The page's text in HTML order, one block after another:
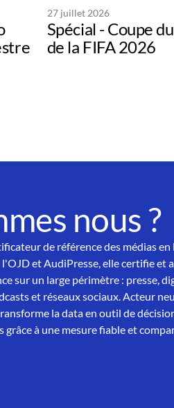
27 juillet 2026
Spécial - Coupe
de la FIFA 2026
nous ?
de référence des médias en
et AudiPresse, elle certifie et
sur un large périmètre : presse,
et réseaux sociaux. Acteur
la data en outil de
grâce à une mesure fiable et